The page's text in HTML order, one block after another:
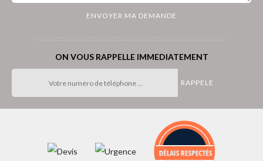
ON VOUS RAPPELLE IMMEDIATEMENT